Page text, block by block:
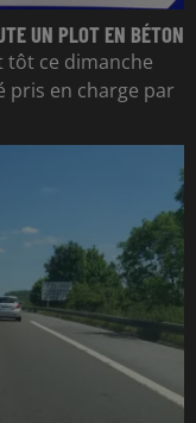
UN PLOT EN BÉTON
tôt ce dimanche
pris en charge par